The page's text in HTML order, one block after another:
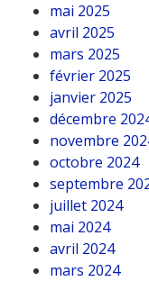
mai 2025
avril 2025
mars 2025
février 2025
janvier 2025
décembre
novembre
octobre 2024
septembre
juillet 2024
mai 2024
avril 2024
mars 2024